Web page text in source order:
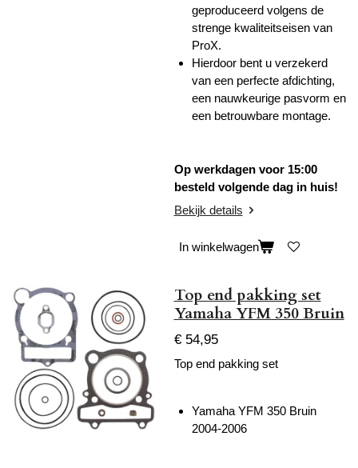
geproduceerd volgens de
strenge kwaliteitseisen van
ProX.
Hierdoor bent u verzekerd
van een perfecte afdichting,
een nauwkeurige pasvorm en
een betrouwbare montage.
Op werkdagen voor 15:00
besteld volgende dag in huis!
Bekijk details
In winkelwagen
Top end pakking set
Yamaha YFM 350 Bruin
€ 54,95
Top end pakking set
Yamaha YFM 350 Bruin
2004-2006